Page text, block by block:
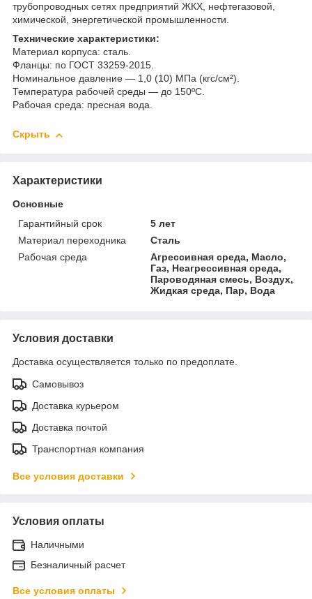
трубопроводных сетях предприятий ЖКХ, нефтегазовой,
химической, энергетической промышленности.
Технические характеристики:
Материал корпуса: сталь.
Фланцы: по ГОСТ 33259-2015.
Номинальное давление — 1,0 (10) МПа (кгс/см²).
Температура рабочей среды — до 150ºС.
Рабочая среда: пресная вода.
Скрыть
Характеристики
Основные
Гарантийный срок
5 лет
Материал переходника
Сталь
Рабочая среда
Агрессивная среда, Масло,
Газ, Неагрессивная среда,
Пароводяная смесь, Воздух,
Жидкая среда, Пар, Вода
Условия доставки
Доставка осуществляется только по предоплате.
Самовывоз
Доставка курьером
Доставка почтой
Транспортная компания
Все условия доставки
Условия оплаты
Наличными
Безналичный расчет
Все условия оплаты